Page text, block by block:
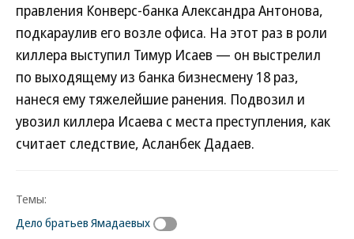
правления Конверс-банка Александра Антонова,
подкараулив его возле офиса. На этот раз в роли
киллера выступил Тимур Исаев — он выстрелил
по выходящему из банка бизнесмену 18 раз,
нанеся ему тяжелейшие ранения. Подвозил и
увозил киллера Исаева с места преступления, как
считает следствие, Асланбек Дадаев.
Темы:
Дело братьев Ямадаевых